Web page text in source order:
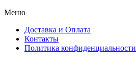
Меню
Доставка и Оплата
Контакты
Политика конфиденциальности